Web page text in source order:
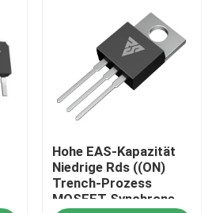
Hohe EAS-Kapazität
Niedrige Rds ((ON)
Trench-Prozess
MOSFET Synchrone